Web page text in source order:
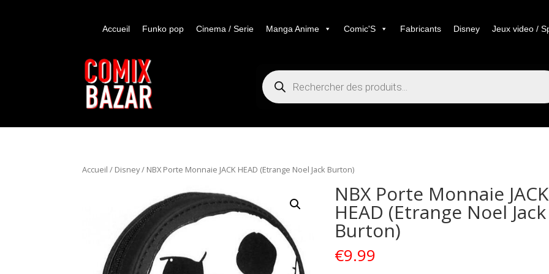
Accueil Funko pop Cinema / Serie Manga Anime Comic'S Fabricants Disney Jeux video /
Recherche
de
produits
Accueil / Disney/ NBX Porte Monnaie JACK HEAD (Etrange Noel Jack Burton)
NBX Porte Monnaie JACK
HEAD (Etrange Noel Jack
Burton)
€9.99